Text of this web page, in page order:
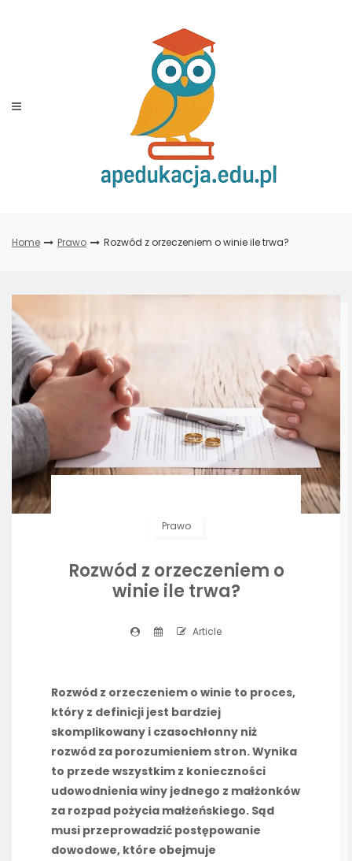
Home Prawo Rozwód z orzeczeniem o winie ile trwa?
Prawo
Rozwód z orzeczeniem o
winie ile trwa?
Article
Rozwód z orzeczeniem o winie to proces,
który z definicji jest bardziej
skomplikowany i czasochłonny niż
rozwód za porozumieniem stron. Wynika
to przede wszystkim z konieczności
udowodnienia winy jednego z małżonków
za rozpad pożycia małżeńskiego. Sąd
musi przeprowadzić postępowanie
dowodowe, które obejmuje